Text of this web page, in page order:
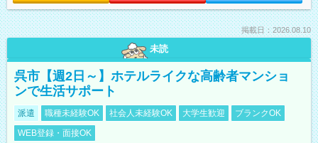
掲載日：2026.08.10
未読
呉市【週2日～】ホテルライクな高齢者マンショ
ンで生活サポート
派遣 職種未経験OK 社会人未経験OK 大学生歓迎
ブランクOK
WEB登録・面接OK